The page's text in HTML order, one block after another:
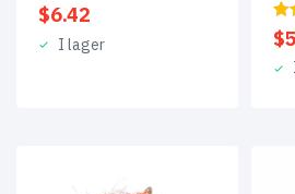
$6.42
I lager $